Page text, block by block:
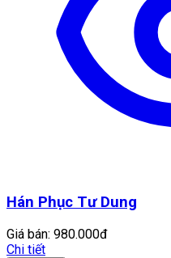
Hán Phục Tư Dung
Giá bán: 980.000đ
Chi tiết